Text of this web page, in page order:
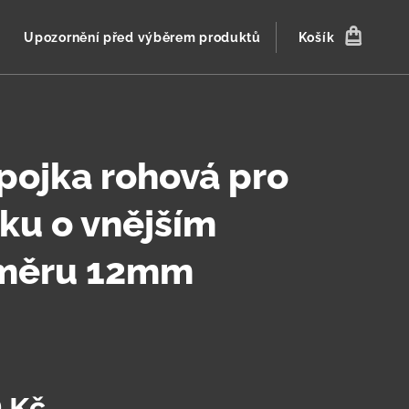
Upozornění před výběrem produktů Košík
rohová pro
o vnějším
12mm